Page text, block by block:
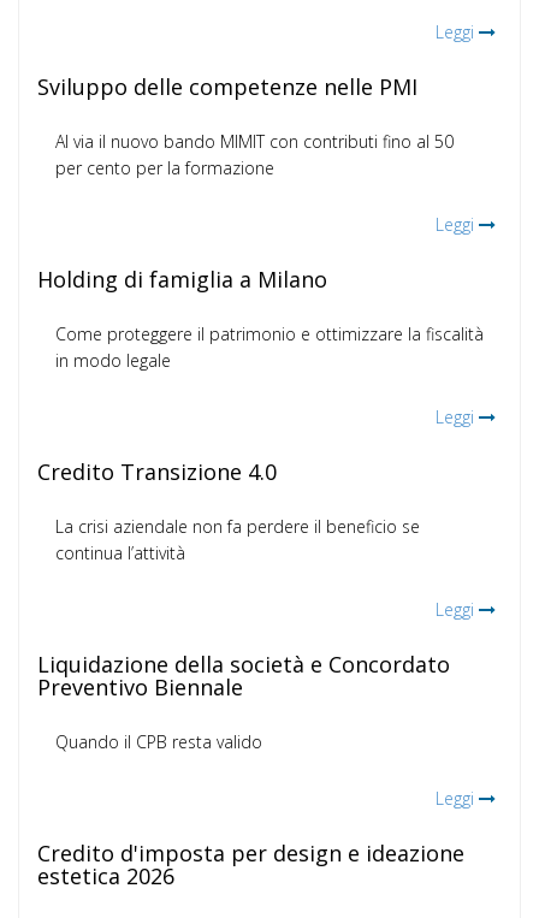
Leggi
Sviluppo delle competenze nelle PMI
Al via il nuovo bando MIMIT con contributi fino al 50
per cento per la formazione
Leggi
Holding di famiglia a Milano
Come proteggere il patrimonio e ottimizzare la fiscalità
in modo legale
Leggi
Credito Transizione 4.0
La crisi aziendale non fa perdere il beneficio se
continua l’attività
Leggi
Liquidazione della società e Concordato
Preventivo Biennale
Quando il CPB resta valido
Leggi
Credito d'imposta per design e ideazione
estetica 2026